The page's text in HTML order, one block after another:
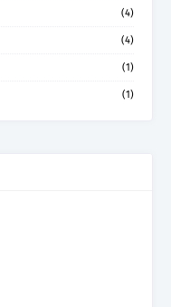
(4)
(4)
(1)
(1)